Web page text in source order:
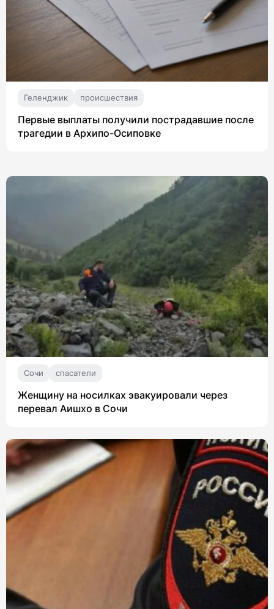
Геленджик происшествия
Первые выплаты получили пострадавшие после
трагедии в Архипо-Осиповке
Сочи спасатели
Женщину на носилках эвакуировали через
перевал Аишхо в Сочи